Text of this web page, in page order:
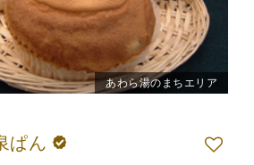
あわら湯のまちエリア
ぱん